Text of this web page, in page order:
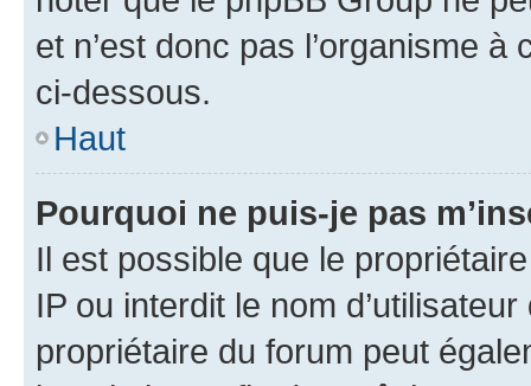
et n’est donc pas l’organisme
ci-dessous.
Haut
Pourquoi ne puis-je pas
Il est possible que le
IP ou interdit le nom
propriétaire du forum peut